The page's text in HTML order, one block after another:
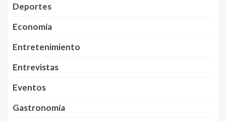
Deportes
Economía
Entretenimiento
Entrevistas
Eventos
Gastronomía